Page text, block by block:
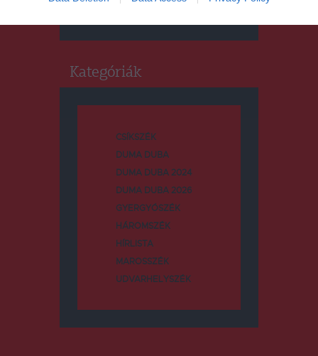
Kategóriák
CSÍKSZÉK
DUMA DUBA
DUMA DUBA 2024
DUMA DUBA 2026
GYERGYÓSZÉK
HÁROMSZÉK
HÍRLISTA
MAROSSZÉK
UDVARHELYSZÉK